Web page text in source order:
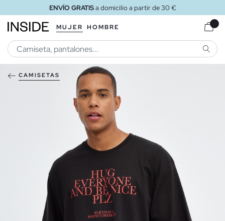
ENVÍO GRATISa domicilio a partir de 30 €
MUJER HOMBRE
CAMISETAS